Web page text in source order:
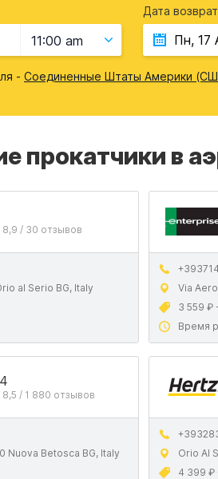
11:00 am
Дата
- Соединенные Штаты Америки
прокатчики в
/ 30 отзывов
al Serio BG, Italy
Via
3 559 ₽
Время
/ 1 880 отзывов
Nuova Betosca BG, Italy
Orio Al
4 399 ₽